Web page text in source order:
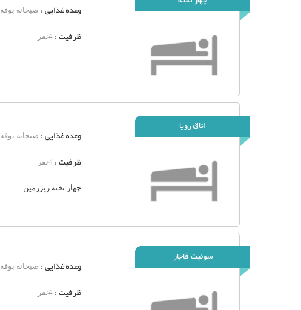
وعده غذایی : صبحانه بوفه
ظرفیت : 4نفر
اتاق رویا
وعده غذایی : صبحانه بوفه
ظرفیت : 4نفر
چهار تخته زیرزمین
سوئیت قاجار
وعده غذایی : صبحانه بوفه
ظرفیت : 4نفر